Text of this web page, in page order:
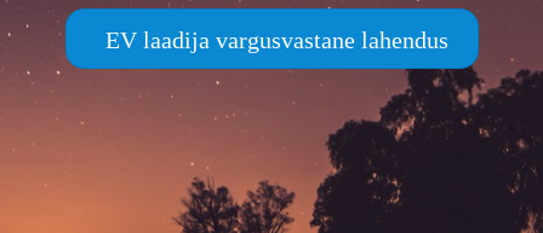
EV laadija vargusvastane lahendus